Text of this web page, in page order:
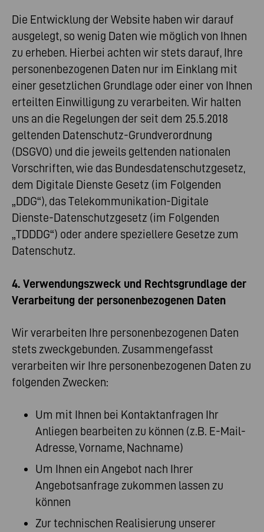
Die Entwicklung der Website haben wir darauf
ausgelegt, so wenig Daten wie möglich von Ihnen
zu erheben. Hierbei achten wir stets darauf, Ihre
personenbezogenen Daten nur im Einklang mit
einer gesetzlichen Grundlage oder einer von Ihnen
erteilten Einwilligung zu verarbeiten. Wir halten
uns an die Regelungen der seit dem 25.5.2018
geltenden Datenschutz-Grundverordnung
(DSGVO) und die jeweils geltenden nationalen
Vorschriften, wie das Bundesdatenschutzgesetz,
dem Digitale Dienste Gesetz (im Folgenden
„DDG“), das Telekommunikation-Digitale
Dienste-Datenschutzgesetz (im Folgenden
„TDDDG“) oder andere speziellere Gesetze zum
Datenschutz.
4. Verwendungszweck und Rechtsgrundlage der
Verarbeitung der personenbezogenen Daten
Wir verarbeiten Ihre personenbezogenen Daten
stets zweckgebunden. Zusammengefasst
verarbeiten wir Ihre personenbezogenen Daten zu
folgenden Zwecken:
Um mit Ihnen bei Kontaktanfragen Ihr
Anliegen bearbeiten zu können (z.B. E-Mail-
Adresse, Vorname, Nachname)
Um Ihnen ein Angebot nach Ihrer
Angebotsanfrage zukommen lassen zu
können
Zur technischen Realisierung unserer